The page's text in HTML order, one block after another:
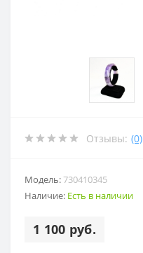
Отзывы: (0)
Модель:730410345
Наличие: Есть в наличии
1 100 руб.